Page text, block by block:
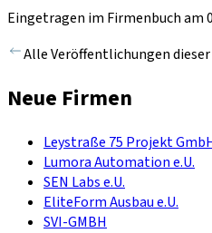
Eingetragen im Firmenbuch am
Alle Veröffentlichungen
Neue Firmen
Leystraße 75 Projekt
Lumora Automation e.U.
SEN Labs e.U.
EliteForm Ausbau e.U.
SVI-GMBH